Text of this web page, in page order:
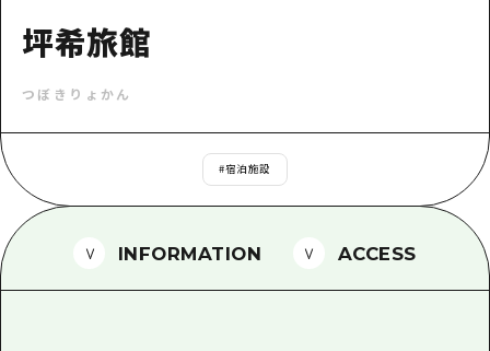
定番
山口県東部
日帰り
2泊3日
島根県
お得な周遊チケット
HIROSHIMA FREE Wi-Fi
観光案内所
広島県を訪れる外国人旅行者向け情報一
ボランティアガイド
事業者・学校関係者の皆さま
坪希旅館
つぼきりょかん
#宿泊施設
INFORMATION ACCESS